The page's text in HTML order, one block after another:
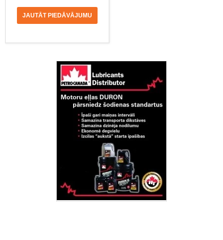
JAUTĀT PIEDĀVĀJUMU